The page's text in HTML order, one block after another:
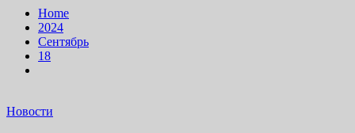
Home
2024
Сентябрь
18
Новости